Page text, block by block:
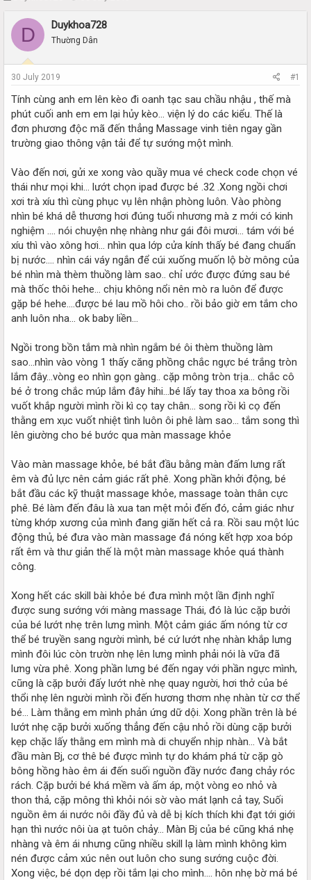
a
t
a
t
e
r
a
e
D Duykhoa728
Thường Dân
30 July 2019 #1
Tính cùng anh em lên kèo đi oanh tạc sau chầu nhậu , thế mà
phút cuối anh em em lại hủy kèo... viện lý do các kiểu. Thế là
đơn phương độc mã đến thẳng Massage vinh tiên ngay gần
trường giao thông vận tải để tự sướng một mình.
Vào đến nơi, gửi xe xong vào quầy mua vé check code chọn vé
thái như mọi khi... lướt chọn ipad được bé .32 .Xong ngồi chơi
xơi trà xíu thì cùng phục vụ lên nhận phòng luôn. Vào phòng
nhìn bé khá dễ thương hơi đúng tuổi nhương mà z mới có kinh
nghiệm .... nói chuyện nhẹ nhàng như gái đôi mươi... tám với bé
xíu thì vào xông hơi... nhìn qua lớp cửa kính thấy bé đang chuẩn
bị nước.... nhìn cái váy ngắn để cúi xuống muốn lộ bờ mông của
bé nhìn mà thèm thuồng làm sao.. chỉ ước được đứng sau bé
mà thốc thôi hehe... chịu không nổi nên mò ra luôn để được
gặp bé hehe....được bé lau mồ hôi cho.. rồi bảo giờ em tắm cho
anh luôn nha... ok baby liền...
Ngồi trong bồn tắm mà nhìn ngắm bé ôi thèm thuồng làm
sao...nhìn vào vòng 1 thấy căng phồng chắc ngực bé trắng tròn
lắm đây...vòng eo nhìn gọn gàng.. cặp mông tròn trịa... chắc cô
bé ở trong chắc múp lắm đây hihi...bé lấy tay thoa xa bông rồi
vuốt khắp người mình rồi kì cọ tay chân... song rồi kì cọ đến
thằng em xục vuốt nhiệt tình luôn ôi phê làm sao... tắm song thì
lên giường cho bé bước qua màn massage khỏe
Vào màn massage khỏe, bé bắt đầu bằng màn đấm lưng rất
êm và đủ lực nên cảm giác rất phê. Xong phần khởi động, bé
bắt đầu các kỹ thuật massage khỏe, massage toàn thân cực
phê. Bé làm đến đâu là xua tan mệt mỏi đến đó, cảm giác như
từng khớp xương của mình đang giãn hết cả ra. Rồi sau một lúc
động thủ, bé đưa vào màn massage đá nóng kết hợp xoa bóp
rất êm và thư giản thế là một màn massage khỏe quá thành
công.
Xong hết các skill bài khỏe bé đưa mình một lần định nghĩ
được sung sướng với màng massage Thái, đó là lúc cặp bưởi
của bé lướt nhẹ trên lưng mình. Một cảm giác ấm nóng từ cơ
thể bé truyền sang người mình, bé cứ lướt nhẹ nhàn khắp lưng
mình đôi lúc còn trườn nhẹ lên lưng mình phải nói là vữa đã
lưng vừa phê. Xong phần lưng bé đến ngay với phần ngực mình,
cũng là cặp bưởi đấy lướt nhè nhẹ quay người, hơi thở của bé
thổi nhẹ lên người mình rồi đến hương thơm nhẹ nhàn từ cơ thể
bé... Làm thằng em mình phản ứng dữ dội. Xong phần trên là bé
lướt nhẹ cặp bưởi xuống thẳng đến cậu nhỏ rồi dùng cặp bưởi
kẹp chặc lấy thằng em mình mà di chuyển nhịp nhàn... Và bắt
đầu màn Bj, cơ thê bé được mình tự do khám phá từ cặp gò
bông hồng hào êm ái đến suối nguồn đầy nước đang chảy róc
rách. Cặp bưởi bé khá mềm và ấm áp, một vòng eo nhỏ và
thon thả, cặp mông thì khỏi nói sờ vào mát lạnh cả tay, Suối
nguồn êm ái nước nôi đầy đủ và dễ bị kích thích khi đạt tới giới
hạn thì nước nôi ùa ạt tuôn chảy... Màn Bj của bé cũng khá nhẹ
nhàng và êm ái nhưng cũng nhiều skill lạ làm mình không kìm
nén được cảm xúc nên out luôn cho sung sướng cuộc đời.
Xong việc, bé dọn dẹp rồi tắm lại cho mình.... hôn nhẹ bờ má bé